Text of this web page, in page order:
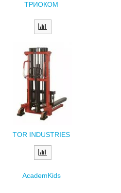
ТРИОКОМ
TOR INDUSTRIES
AcademKids